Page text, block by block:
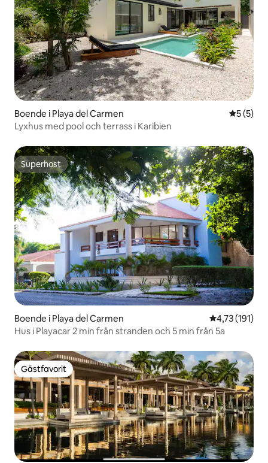
Boende i Playa del Carmen 5 av 5 i
5 (5)
Lyxhus med pool och terrass i Karibien
Superhost
Superhost
Boende i Playa del Carmen 4,73 av 5 i
4,73 (191)
Hus i Playacar 2 min från stranden och 5 min från 5a
Gästfavorit
Gästfavorit